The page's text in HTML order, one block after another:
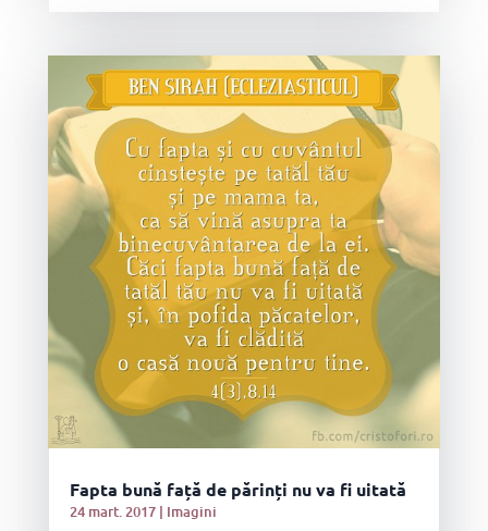
Fapta bună față de părinți nu va fi uitată
24 mart. 2017| Imagini